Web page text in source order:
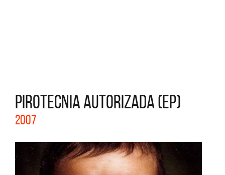
PIROTECNIA AUTORIZADA (EP)
2007